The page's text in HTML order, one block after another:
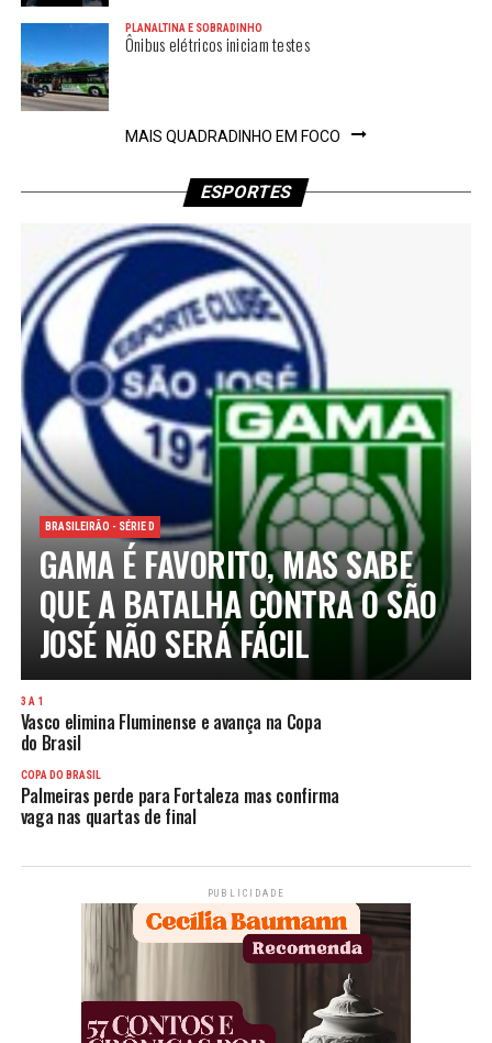
PLANALTINA E SOBRADINHO
Ônibus elétricos iniciam testes
MAIS QUADRADINHO EM FOCO
ESPORTES
BRASILEIRÃO - SÉRIE D
GAMA É FAVORITO, MAS SABE
QUE A BATALHA CONTRA O SÃO
JOSÉ NÃO SERÁ FÁCIL
3 A 1
Vasco elimina Fluminense e avança na Copa
do Brasil
COPA DO BRASIL
Palmeiras perde para Fortaleza mas confirma
vaga nas quartas de final
PUBLICIDADE